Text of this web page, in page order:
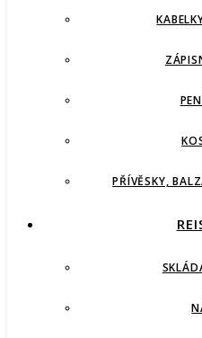
PŘÍVĚSKY,